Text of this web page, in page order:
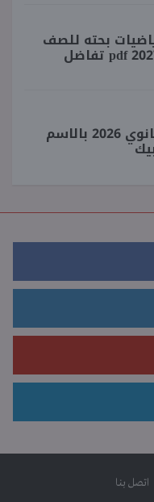
بحته للصف
الثالث الثانوي 2027 pdf تفاضل
معرفة نتيجة 3 ثانوي 2026 بالاسم
اتصل بنا